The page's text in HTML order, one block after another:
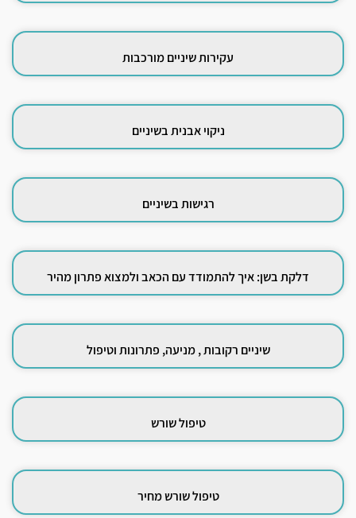
עקירות שיניים מורכבות
ניקוי אבנית בשיניים
רגישות בשיניים
דלקת בשן: איך להתמודד עם הכאב ולמצוא פתרון מהיר
שיניים רקובות , מניעה, פתרונות וטיפול
טיפול שורש
טיפול שורש מחיר